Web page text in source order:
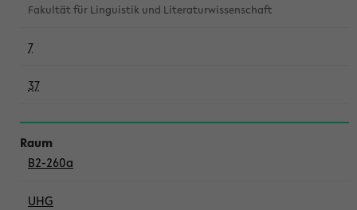
Fakultät für Linguistik und Literaturwissenschaft
7
37
B2-260a
UHG